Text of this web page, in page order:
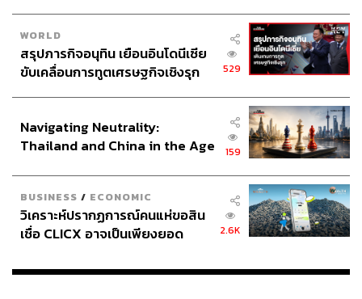
WORLD
สรุปภารกิจอนุทิน เยือนอินโดนีเซีย
ขับเคลื่อนการทูตเศรษฐกิจเชิงรุก
529
Navigating Neutrality:
Thailand and China in the Age
159
BUSINESS / ECONOMIC
วิเคราะห์ปรากฏการณ์คนแห่ขอสิน
เชื่อ CLICX อาจเป็นเพียงยอด
เรือนไทยที่ถูกซุกไว้
2.6K